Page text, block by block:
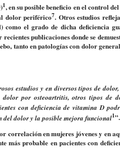
1, en su posible beneficio en el control
dolor periférico7. Otros estudios
el grado de dicha deficiencia
publicaciones donde se
tanto en patologías con dolor
estudios y en diversos tipos de
por osteoartritis, otros tipos de
con deficiencia de vitamina D
del dolor y la posible mejora funcional1”.
correlación en mujeres jóvenes y en
más probable en pacientes con